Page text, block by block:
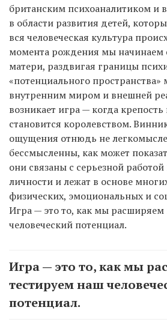
британским психоаналитиком и
в области развития детей,
вся человеческая культура
момента рождения мы начинаем
матери, раздвигая границы
«потенциального
внутренним миром и внешней
возникает игра — когда
становится королевством.
ощущения отнюдь не
бессмысленны, как может
они связаны с серьезной
личности и лежат в основе
физических, эмоциональных и
Игра — это то, как мы расширяем
человеческий потенциал.
Игра — это то, как мы
тестируем наш
потенциал.